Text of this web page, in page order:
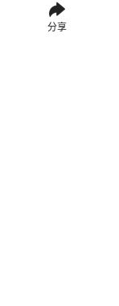
分享